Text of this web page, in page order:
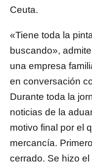
Ceuta.
«Tiene toda la
buscando»,
una empresa
en conversación
Durante toda la
noticias de la
motivo final por el
mercancía.
cerrado. Se hizo